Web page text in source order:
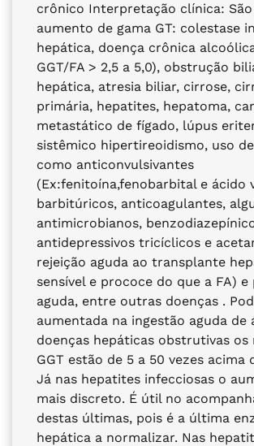
crônico Interpretação clínica: São
aumento de gama GT: colestase
hepática, doença crônica
GGT/FA > 2,5 a 5,0), obstrução
hepática, atresia biliar, cirrose,
primária, hepatites, hepatoma,
metastático de fígado, lúpus
sistêmico hipertireoidismo, uso
como anticonvulsivantes
(Ex:fenitoína,fenobarbital e ácido
barbitúricos, anticoagulantes,
antimicrobianos,
antidepressivos tricíclicos e
rejeição aguda ao transplante
sensível e prococe do que a FA)
aguda, entre outras doenças .
aumentada na ingestão aguda de
doenças hepáticas obstrutivas os
GGT estão de 5 a 50 vezes acima
Já nas hepatites infecciosas o
mais discreto. É útil no
destas últimas, pois é a última
hepática a normalizar. Nas